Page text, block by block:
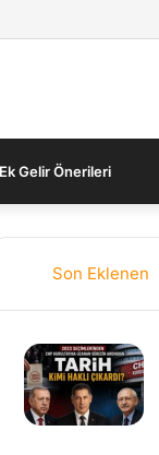
Ek Gelir Önerileri
Son Eklenen